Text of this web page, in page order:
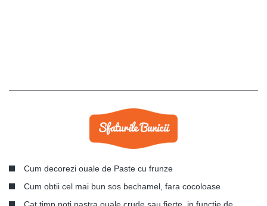
Cum decorezi ouale de Paste cu frunze
Cum obtii cel mai bun sos bechamel, fara cocoloase